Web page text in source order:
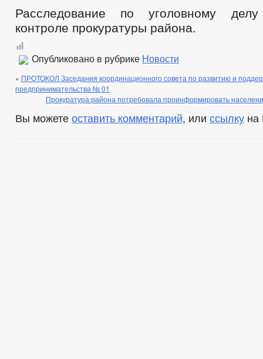
Расследование по уголовному
контроле прокуратуры района.
Опубликовано в рубрике Новости
« ПРОТОКОЛ Заседания координационного совета по развитию и
предпринимательства № 01
Прокуратура района потребовала проинформировать
Вы можете оставить комментарий, или ссылку на